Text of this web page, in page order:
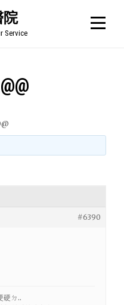
Service
#6390
硬ㄉ..